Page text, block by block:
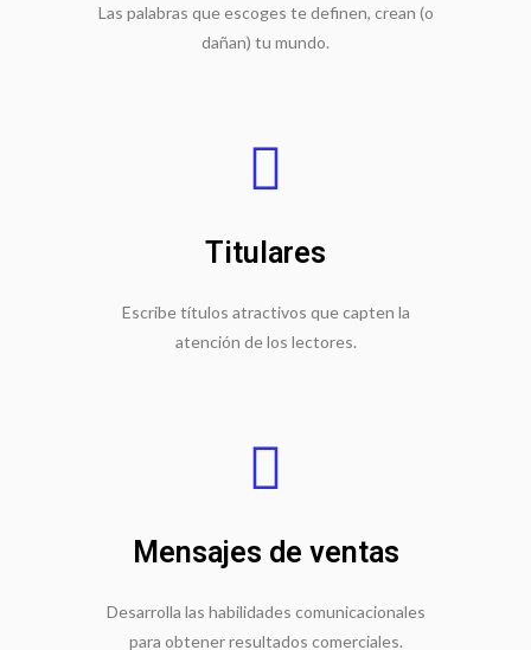
Las palabras que escoges te definen, crean (o
dañan) tu mundo.
Titulares
Escribe títulos atractivos que capten la
atención de los lectores.
Mensajes de ventas
Desarrolla las habilidades comunicacionales
para obtener resultados comerciales.